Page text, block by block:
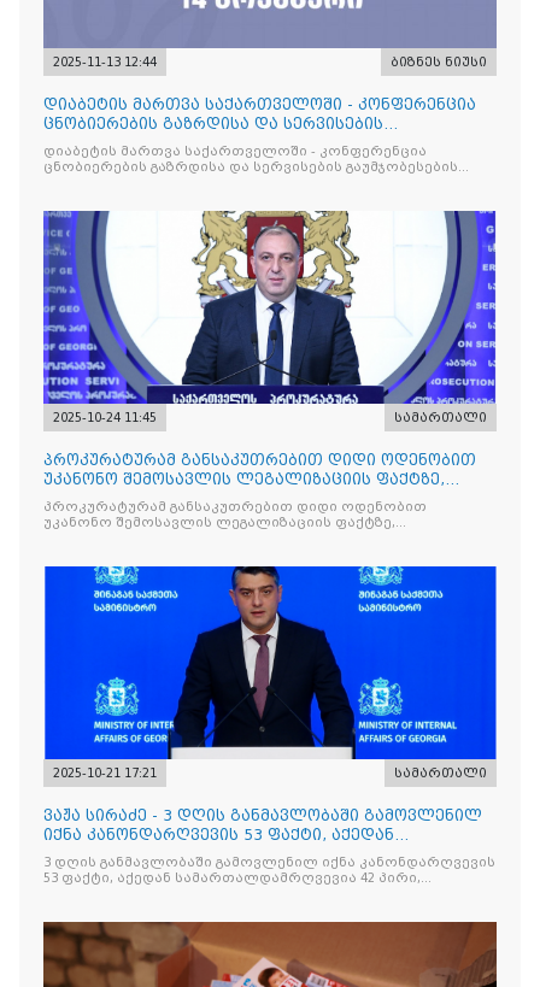
2025-11-13 12:44 ბიზნეს ნიუსი
დიაბეტის მართვა საქართველოში - კონფერენცია
ცნობიერების გაზრდისა და სერვისების
გაუმჯობესების მიზნით
დიაბეტის მართვა საქართველოში - კონფერენცია
ცნობიერების გაზრდისა და სერვისების გაუმჯობესების
2025-10-24 11:45 სამართალი
პროკურატურამ განსაკუთრებით დიდი ოდენობით
უკანონო შემოსავლის ლეგალიზაციის ფაქტზე,
საქართველოს ყოფილ პ
პროკურატურამ განსაკუთრებით დიდი ოდენობით
უკანონო შემოსავლის ლეგალიზაციის ფაქტზე,
2025-10-21 17:21 სამართალი
ვაჟა სირაძე - 3 დღის განმავლობაში გამოვლენილ
იქნა კანონდარღვევის 53 ფაქტი, აქედან
სამართალდამრღვევია
3 დღის განმავლობაში გამოვლენილ იქნა კანონდარღვევის
53 ფაქტი, აქედან სამართალდამრღვევია 42 პირი,